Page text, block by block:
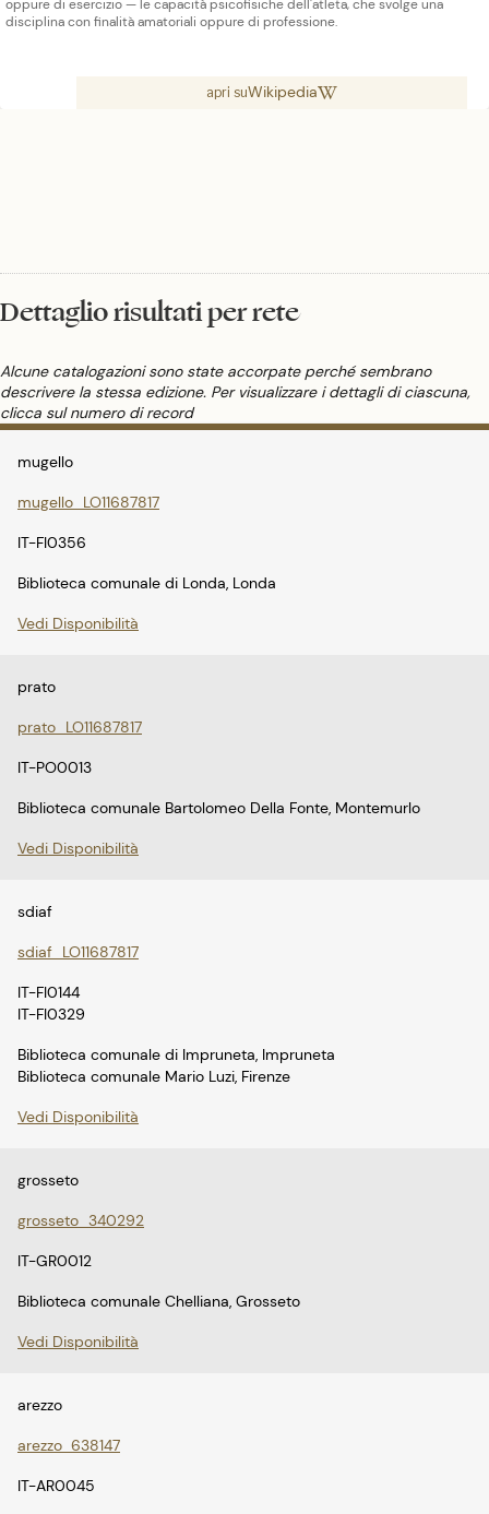
oppure di esercizio — le capacità psicofisiche dell'atleta, che svolge una
disciplina con finalità amatoriali oppure di professione.
apri suWikipedia
Dettaglio risultati per rete
Alcune catalogazioni sono state accorpate perché sembrano
descrivere la stessa edizione. Per visualizzare i dettagli di ciascuna,
clicca sul numero di record
mugello
mugello_LO11687817
IT-FI0356
Biblioteca comunale di Londa, Londa
Vedi Disponibilità
prato
prato_LO11687817
IT-PO0013
Biblioteca comunale Bartolomeo Della Fonte, Montemurlo
Vedi Disponibilità
sdiaf
sdiaf_LO11687817
IT-FI0144
IT-FI0329
Biblioteca comunale di Impruneta, Impruneta
Biblioteca comunale Mario Luzi, Firenze
Vedi Disponibilità
grosseto
grosseto_340292
IT-GR0012
Biblioteca comunale Chelliana, Grosseto
Vedi Disponibilità
arezzo
arezzo_638147
IT-AR0045